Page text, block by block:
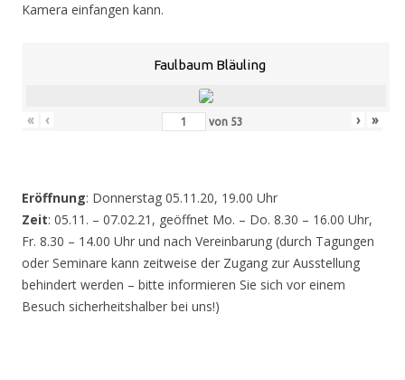
Kamera einfangen kann.
Faulbaum Bläuling
« ‹ von 53 › »
Eröffnung: Donnerstag 05.11.20, 19.00 Uhr
Zeit: 05.11. – 07.02.21, geöffnet Mo. – Do. 8.30 – 16.00 Uhr,
Fr. 8.30 – 14.00 Uhr und nach Vereinbarung (durch Tagungen
oder Seminare kann zeitweise der Zugang zur Ausstellung
behindert werden – bitte informieren Sie sich vor einem
Besuch sicherheitshalber bei uns!)